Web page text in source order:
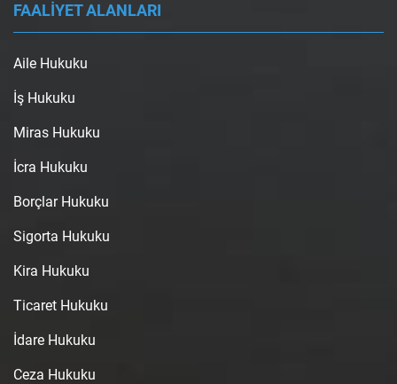
FAALİYET ALANLARI
Aile Hukuku
İş Hukuku
Miras Hukuku
İcra Hukuku
Borçlar Hukuku
Sigorta Hukuku
Kira Hukuku
Ticaret Hukuku
İdare Hukuku
Ceza Hukuku